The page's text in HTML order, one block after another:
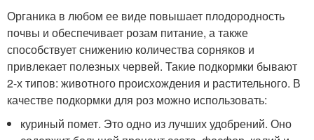
Органика в любом ее виде повышает плодородность
почвы и обеспечивает розам питание, а также
способствует снижению количества сорняков и
привлекает полезных червей. Такие подкормки бывают
2-х типов: животного происхождения и растительного. В
качестве подкормки для роз можно использовать:
куриный помет. Это одно из лучших удобрений. Оно